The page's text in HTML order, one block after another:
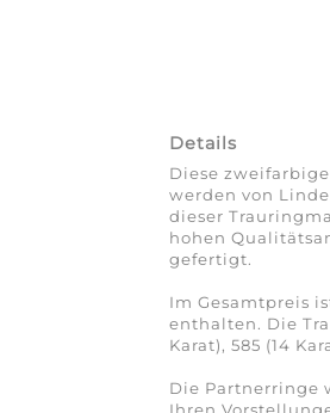
Details
Diese
werden von
dieser
hohen
gefertigt.
Im Gesamtpreis
enthalten. Die
Karat), 585 (14
Die Partnerringe
Ihren